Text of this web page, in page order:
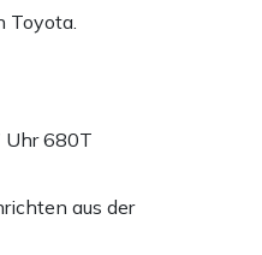
Toyota.
Uhr680T
aus der